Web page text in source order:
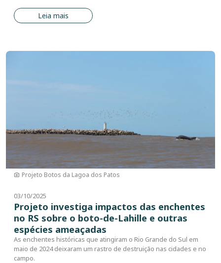
Leia mais
Imagem
Projeto Botos da Lagoa dos Patos
03/10/2025
Projeto investiga impactos das enchentes
no RS sobre o boto-de-Lahille e outras
espécies ameaçadas
As enchentes históricas que atingiram o Rio Grande do Sul em
maio de 2024 deixaram um rastro de destruição nas cidades e no
campo.